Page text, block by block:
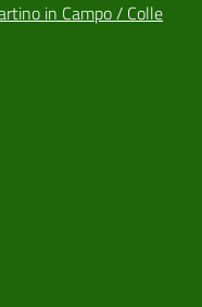
in Campo / Colle